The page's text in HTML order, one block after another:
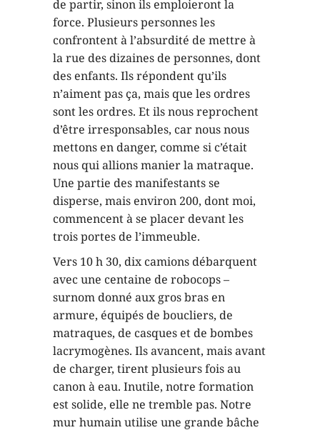
de partir, sinon ils emploieront la
force. Plusieurs personnes les
confrontent à l’absurdité de mettre à
la rue des dizaines de personnes, dont
des enfants. Ils répondent qu’ils
n’aiment pas ça, mais que les ordres
sont les ordres. Et ils nous reprochent
d’être irresponsables, car nous nous
mettons en danger, comme si c’était
nous qui allions manier la matraque.
Une partie des manifestants se
disperse, mais environ 200, dont moi,
commencent à se placer devant les
trois portes de l’immeuble.
Vers 10 h 30, dix camions débarquent
avec une centaine de robocops –
surnom donné aux gros bras en
armure, équipés de boucliers, de
matraques, de casques et de bombes
lacrymogènes. Ils avancent, mais avant
de charger, tirent plusieurs fois au
canon à eau. Inutile, notre formation
est solide, elle ne tremble pas. Notre
mur humain utilise une grande bâche